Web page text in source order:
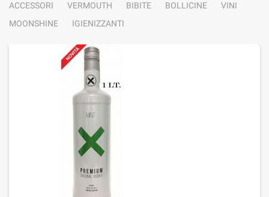
ACCESSORI
VERMOUTH BIBITE BOLLICINE
VINI
MOONSHINE
IGIENIZZANTI